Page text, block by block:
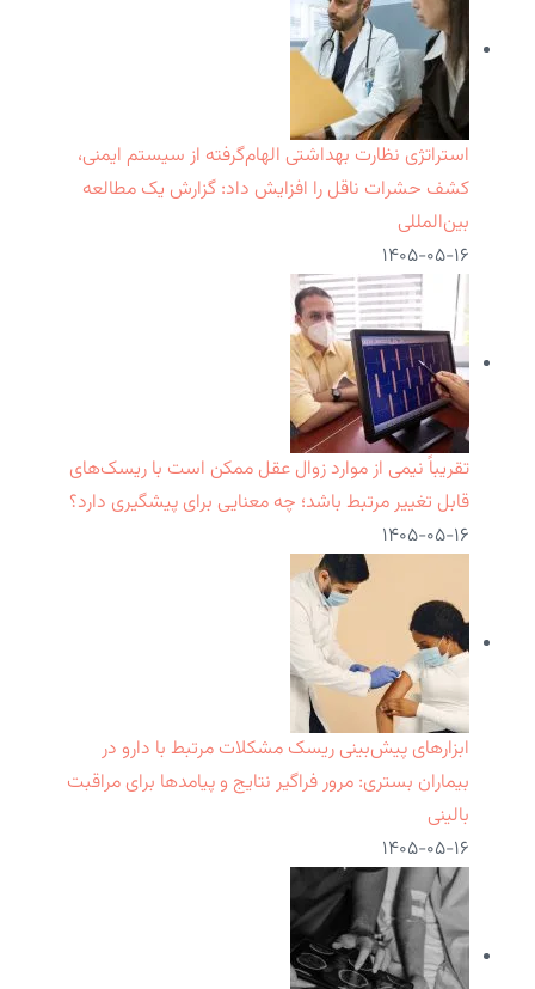
استراتژی نظارت بهداشتی الهام‌گرفته از سیستم ایمنی،
کشف حشرات ناقل را افزایش داد: گزارش یک مطالعه
بین‌المللی
۱۴۰۵-۰۵-۱۶
تقریباً نیمی از موارد زوال عقل ممکن است با ریسک‌های
قابل تغییر مرتبط باشد؛ چه معنایی برای پیشگیری دارد؟
۱۴۰۵-۰۵-۱۶
ابزارهای پیش‌بینی ریسک مشکلات مرتبط با دارو در
بیماران بستری: مرور فراگیر نتایج و پیامدها برای مراقبت
بالینی
۱۴۰۵-۰۵-۱۶